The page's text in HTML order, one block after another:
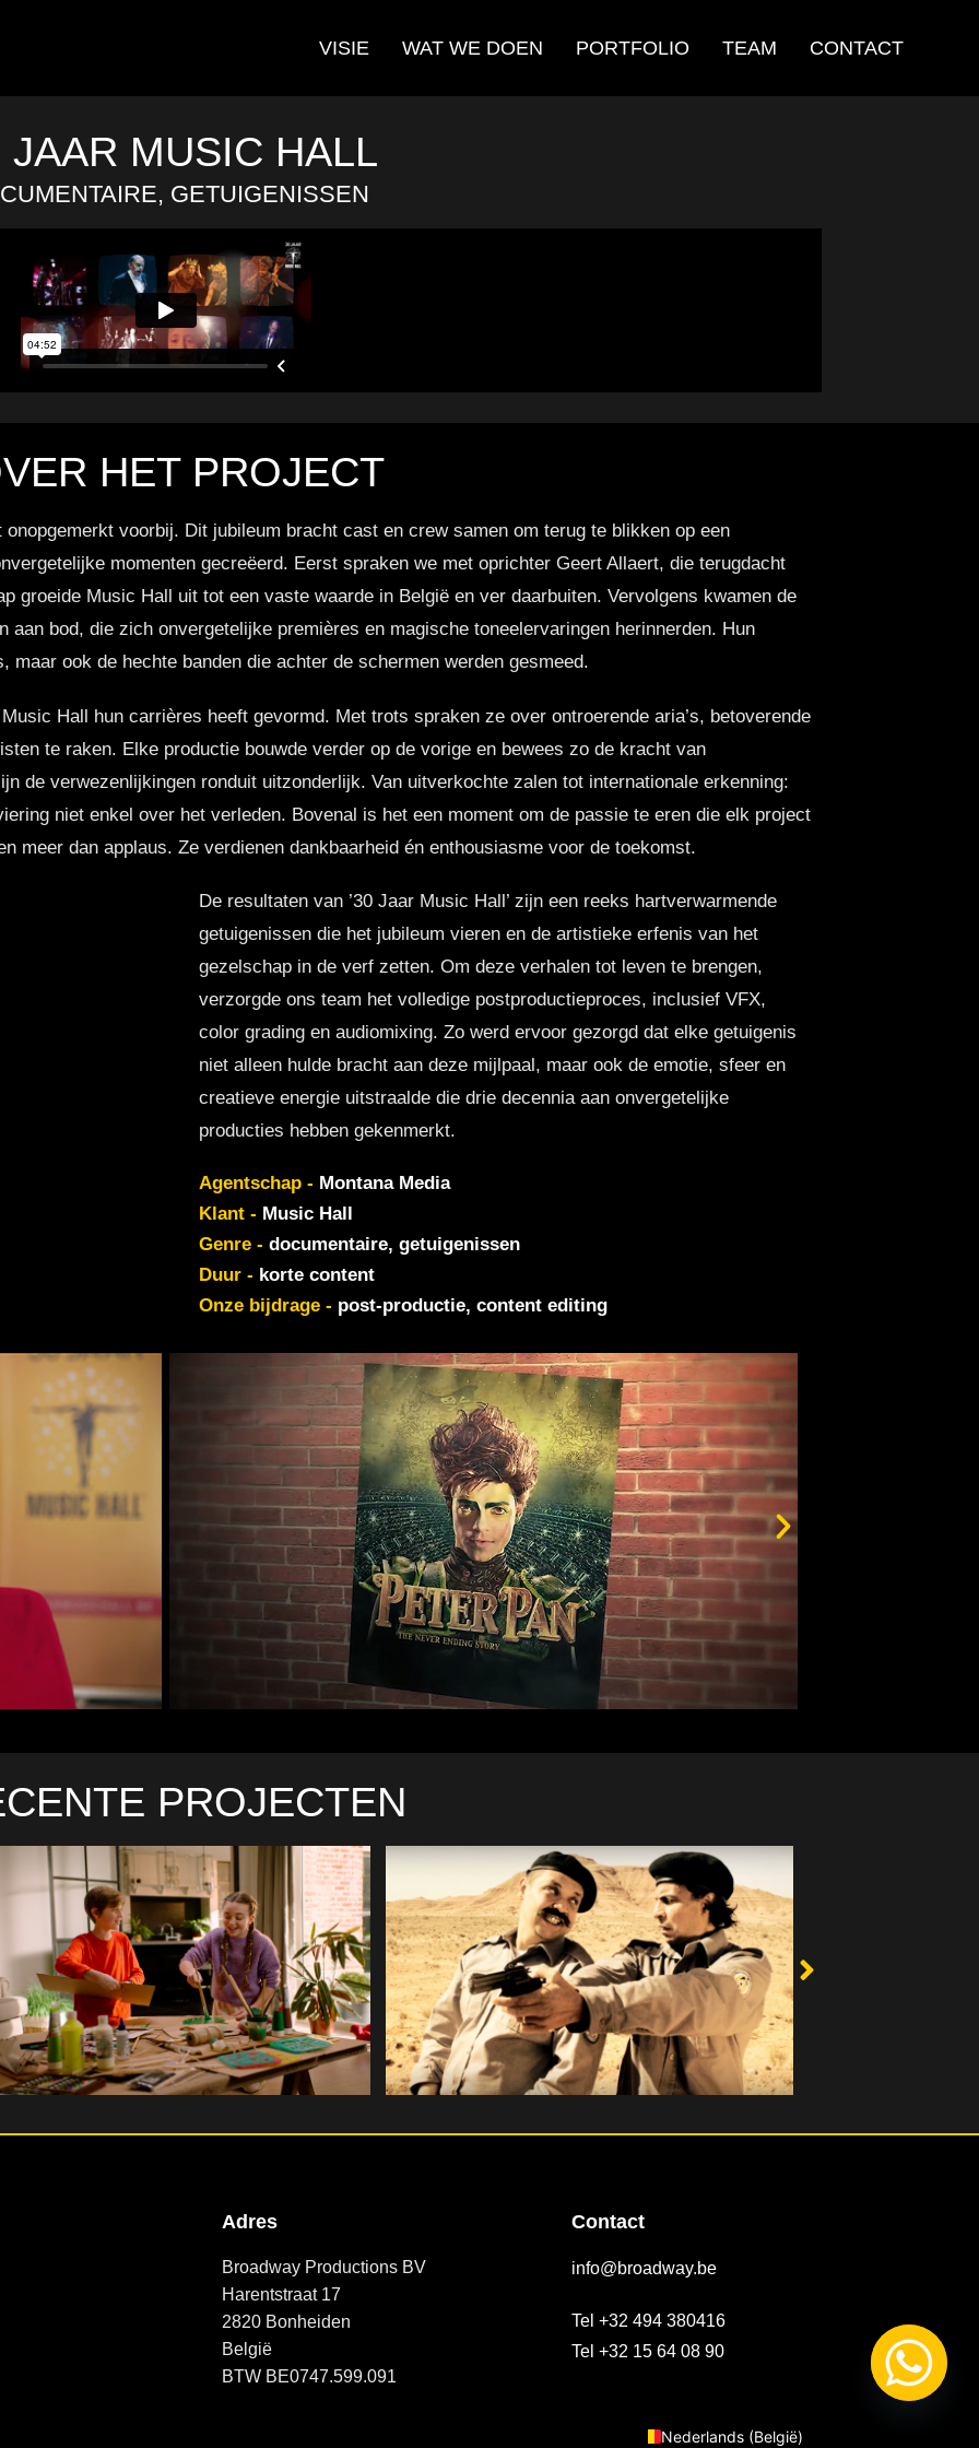
VISIE WAT WE DOEN PORTFOLIO TEAM CONTACT
JAAR MUSIC HALL
GETUIGENISSEN
HET PROJECT
voorbij. Dit jubileum bracht cast en crew samen om terug te blikken op een
momenten gecreëerd. Eerst spraken we met oprichter Geert Allaert, die terugdacht
groeide Music Hall uit tot een vaste waarde in België en ver daarbuiten. Vervolgens kwamen de
bod, die zich onvergetelijke premières en magische toneelervaringen herinnerden. Hun
ook de hechte banden die achter de schermen werden gesmeed.
Hall hun carrières heeft gevormd. Met trots spraken ze over ontroerende aria’s, betoverende
te raken. Elke productie bouwde verder op de vorige en bewees zo de kracht van
de verwezenlijkingen ronduit uitzonderlijk. Van uitverkochte zalen tot internationale erkenning:
niet enkel over het verleden. Bovenal is het een moment om de passie te eren die elk project
meer dan applaus. Ze verdienen dankbaarheid én enthousiasme voor de toekomst.
De resultaten van ’30 Jaar Music Hall’ zijn een reeks hartverwarmende
getuigenissen die het jubileum vieren en de artistieke erfenis van het
gezelschap in de verf zetten. Om deze verhalen tot leven te brengen,
verzorgde ons team het volledige postproductieproces, inclusief VFX,
color grading en audiomixing. Zo werd ervoor gezorgd dat elke getuigenis
niet alleen hulde bracht aan deze mijlpaal, maar ook de emotie, sfeer en
creatieve energie uitstraalde die drie decennia aan onvergetelijke
producties hebben gekenmerkt.
Agentschap - Montana Media
Klant - Music Hall
Genre - documentaire, getuigenissen
Duur - korte content
Onze bijdrage - post-productie, content editing
PROJECTEN
Adres
Broadway Productions BV
Harentstraat 17
2820 Bonheiden
België
BTW BE0747.599.091
Contact
info@broadway.be
Tel +32 494 380416
Tel +32 15 64 08 90
Nederlands (België)